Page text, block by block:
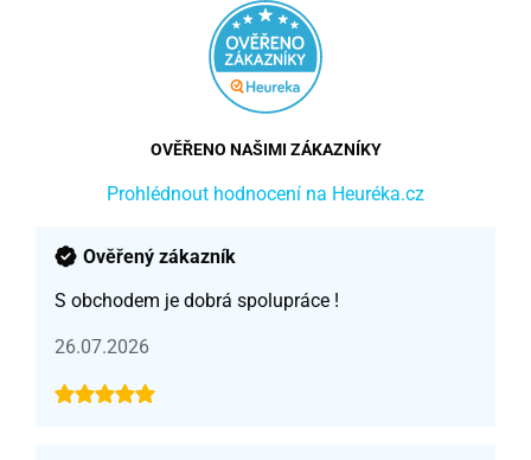
OVĚŘENO NAŠIMI ZÁKAZNÍKY
Prohlédnout hodnocení na Heuréka.cz
Ověřený zákazník
S obchodem je dobrá spolupráce !
26.07.2026